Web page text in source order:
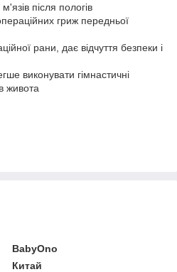
після пологів
гриж передньої
рани, дає відчуття безпеки і
виконувати гімнастичні
живота
BabyOno
Китай